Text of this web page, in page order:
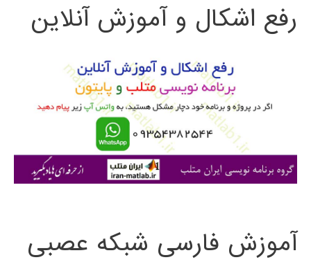
ج
ی
رفع اشکال و آموزش آنلاین
آموزش فارسی شبکه عصبی